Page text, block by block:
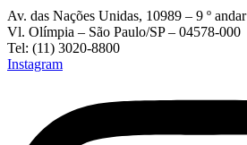
Av. das Nações Unidas, 10989 – 9 º andar
Vl. Olímpia – São Paulo/SP – 04578-000
Tel: (11) 3020-8800
Instagram